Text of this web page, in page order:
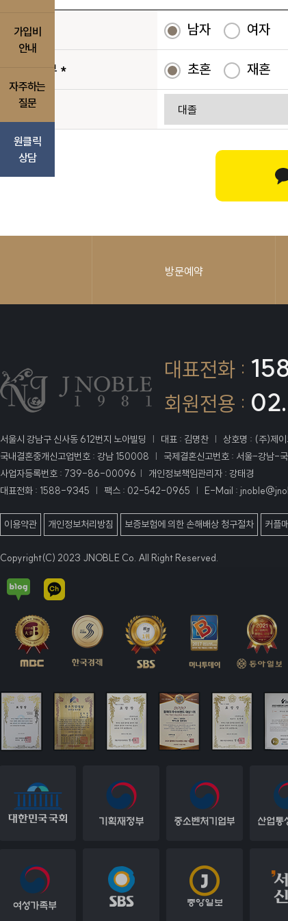
성별* 남자 여자
결혼여부 * 초혼 재혼
학력
방문예약
대표전화 :
회원전용 :
서울시 강남구 신사동 612번지 노아빌딩 | 대표 : 김명찬 | 상호명 : (주)제
국내결혼중개신고업번호 : 강남 150008
|
국제결혼신고번호 : 서울-강남-
사업자등록번호 : 739-86-00096 |
개인정보책임관리자 : 강태경
대표전화 : 1588-9345
| 팩스 : 02-542-0965 | E-Mail :
이용약관 개인정보처리방침 보증보험에 의한 손해배상 청구절차 커플
Copyright(C) 2023 JNOBLE Co. All Right Reserved.
가입비
안내
자주하는
질문
원클릭
상담